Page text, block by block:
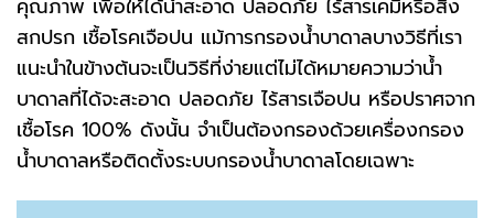
คุณภาพ เพื่อให้ได้น้ำสะอาด ปลอดภัย ไร้สารเคมีหรือสิ่ง
สกปรก เชื้อโรคเจือปน แม้การกรองน้ำบาดาลบางวิธีที่เรา
แนะนำในข้างต้นจะเป็นวิธีที่ง่ายแต่ไม่ได้หมายความว่าน้ำ
บาดาลที่ได้จะสะอาด ปลอดภัย ไร้สารเจือปน หรือปราศจาก
เชื้อโรค 100% ดังนั้น จำเป็นต้องกรองด้วยเครื่องกรอง
น้ำบาดาลหรือติดตั้งระบบกรองน้ำบาดาลโดยเฉพาะ